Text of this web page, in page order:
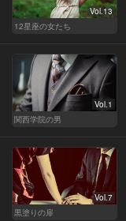
Vol.13
12星座の女たち
Vol.1
関西学院の男
Vol.7
黒塗りの扉